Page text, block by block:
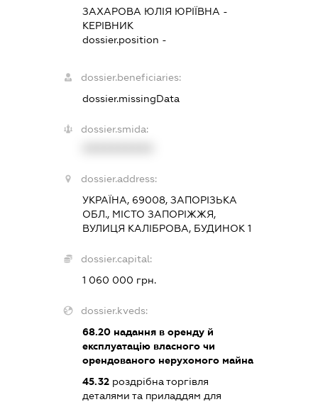
ЗАХАРОВА ЮЛІЯ ЮРІЇВНА -
КЕРІВНИК
dossier.position -
dossier.beneficiaries:
dossier.missingData
dossier.smida:
dossier.address:
УКРАЇНА, 69008, ЗАПОРІЗЬКА
ОБЛ., МІСТО ЗАПОРІЖЖЯ,
ВУЛИЦЯ КАЛІБРОВА, БУДИНОК 1
dossier.capital:
1 060 000 грн.
dossier.kveds:
68.20надання в оренду й
експлуатацію власного чи
орендованого нерухомого майна
45.32роздрібна торгівля
деталями та приладдям для